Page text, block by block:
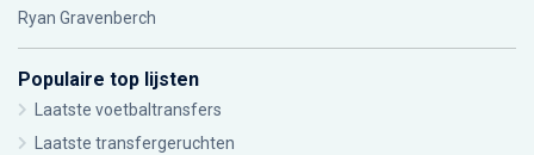
Ryan Gravenberch
Populaire top lijsten
Laatste voetbaltransfers
Laatste transfergeruchten